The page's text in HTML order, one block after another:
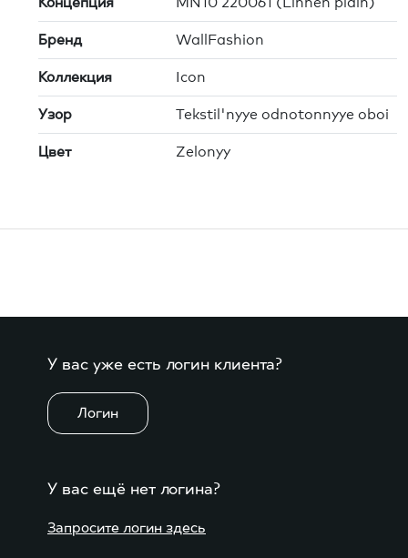
Концепция MN10 220061 (Linnen plain)
Бренд WallFashion
Коллекция Icon
Узор Tekstil'nyye odnotonnyye oboi
Цвет Zelonyy
У вас уже есть логин клиента?
Логин
У вас ещё нет логина?
Запросите логин здесь